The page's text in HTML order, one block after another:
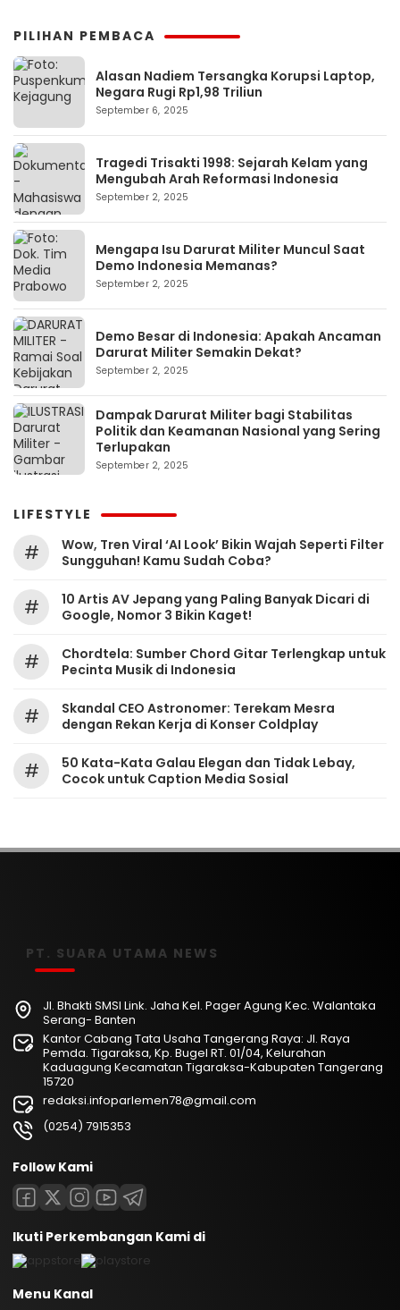
PILIHAN PEMBACA
Alasan Nadiem Tersangka Korupsi Laptop,
Negara Rugi Rp1,98 Triliun
September 6, 2025
Tragedi Trisakti 1998: Sejarah Kelam yang
Mengubah Arah Reformasi Indonesia
September 2, 2025
Mengapa Isu Darurat Militer Muncul Saat
Demo Indonesia Memanas?
September 2, 2025
Demo Besar di Indonesia: Apakah Ancaman
Darurat Militer Semakin Dekat?
September 2, 2025
Dampak Darurat Militer bagi Stabilitas
Politik dan Keamanan Nasional yang Sering
Terlupakan
September 2, 2025
LIFESTYLE
#
Wow, Tren Viral ‘AI Look’ Bikin Wajah Seperti Filter
Sungguhan! Kamu Sudah Coba?
#
10 Artis AV Jepang yang Paling Banyak Dicari di
Google, Nomor 3 Bikin Kaget!
#
Chordtela: Sumber Chord Gitar Terlengkap untuk
Pecinta Musik di Indonesia
#
Skandal CEO Astronomer: Terekam Mesra
dengan Rekan Kerja di Konser Coldplay
#
50 Kata-Kata Galau Elegan dan Tidak Lebay,
Cocok untuk Caption Media Sosial
PT. SUARA UTAMA NEWS
Jl. Bhakti SMSI Link. Jaha Kel. Pager Agung Kec. Walantaka
Serang- Banten
Kantor Cabang Tata Usaha Tangerang Raya: Jl. Raya
Pemda. Tigaraksa, Kp. Bugel RT. 01/04, Kelurahan
Kaduagung Kecamatan Tigaraksa-Kabupaten Tangerang
15720
redaksi.infoparlemen78@gmail.com
(0254) 7915353
Follow Kami
Ikuti Perkembangan Kami di
Menu Kanal